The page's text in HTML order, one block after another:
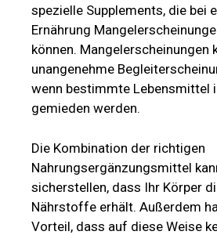
spezielle Supplements, die bei
Ernährung
können. Mangelerscheinungen
unangenehme
wenn bestimmte Lebensmittel
gemieden werden.
Die Kombination der richtigen
Nahrungsergänzungsmittel
sicherstellen, dass Ihr Körper
Nährstoffe erhält. Außerdem
Vorteil, dass auf diese Weise